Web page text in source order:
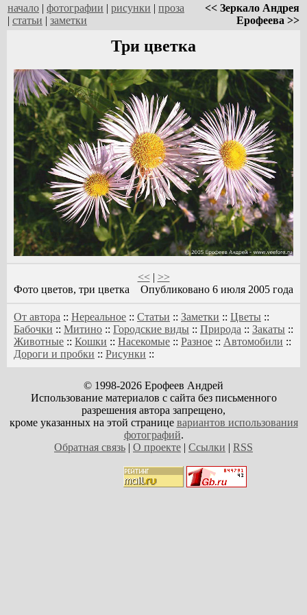
начало | фотографии | рисунки | проза
| статьи | заметки
<< Зеркало Андрея
Ерофеева >>
Три цветка
<<| >>
Фото цветов, три цветка
Опубликовано 6 июля 2005 года
От автора :: Нереальное :: Статьи :: Заметки :: Цветы ::
Бабочки :: Митино :: Городские виды :: Природа :: Закаты ::
Животные :: Кошки :: Насекомые :: Разное :: Автомобили ::
Дороги и пробки :: Рисунки ::
© 1998-2026 Ерофеев Андрей
Использование материалов с сайта без письменного
разрешения автора запрещено,
кроме указанных на этой странице вариантов использования
фотографий.
Обратная связь | О проекте | Ссылки | RSS